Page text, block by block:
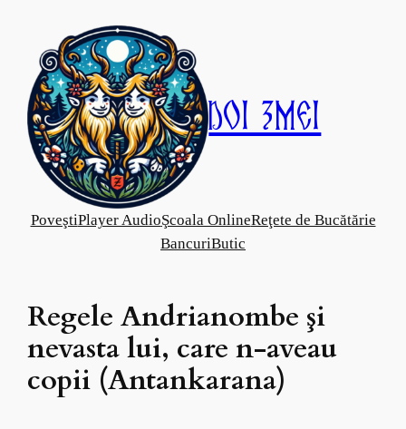
content
Doi Zmei
PoveştiPlayer AudioŞcoala OnlineReţete de Bucătărie
BancuriButic
Regele Andrianombe şi
nevasta lui, care n-aveau
copii (Antankarana)